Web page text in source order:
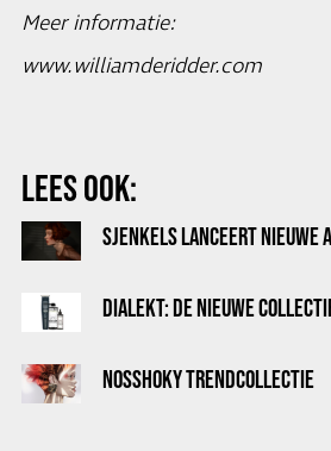
Meer informatie:
www.williamderidder.com
LEES OOK:
SJENKELS LANCEERT NIEUWE
DIALEKT: DE NIEUWE
NOSSHOKY TRENDCOLLECTIE